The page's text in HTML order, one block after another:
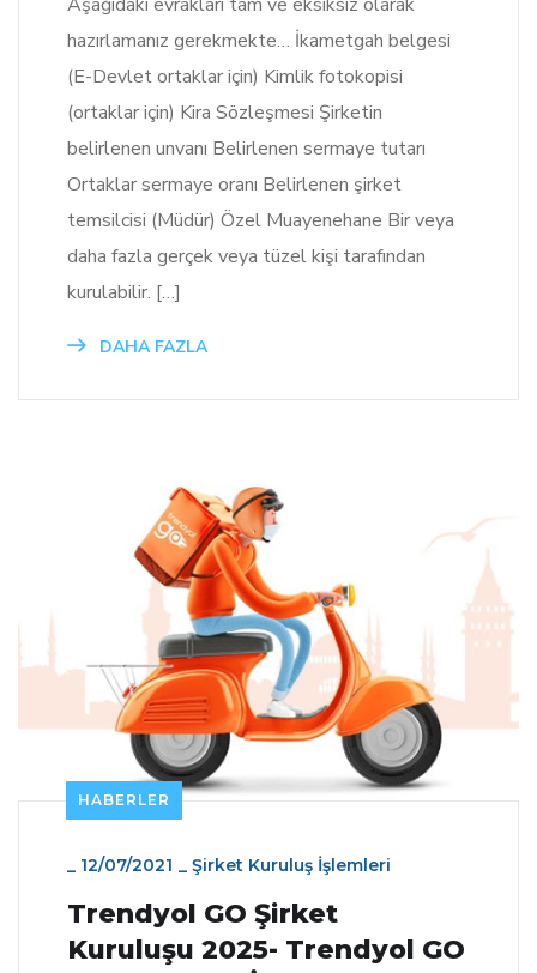
hazırlamanız gerekmekte… İkametgah belgesi
(E-Devlet ortaklar için) Kimlik fotokopisi
(ortaklar için) Kira Sözleşmesi Şirketin
belirlenen unvanı Belirlenen sermaye tutarı
Ortaklar sermaye oranı Belirlenen şirket
temsilcisi (Müdür) Özel Muayenehane Bir veya
daha fazla gerçek veya tüzel kişi tarafından
kurulabilir. […]
DAHA FAZLA
HABERLER
_ 12/07/2021 _ Şirket Kuruluş İşlemleri
Trendyol GO Şirket
Kuruluşu 2025- Trendyol GO